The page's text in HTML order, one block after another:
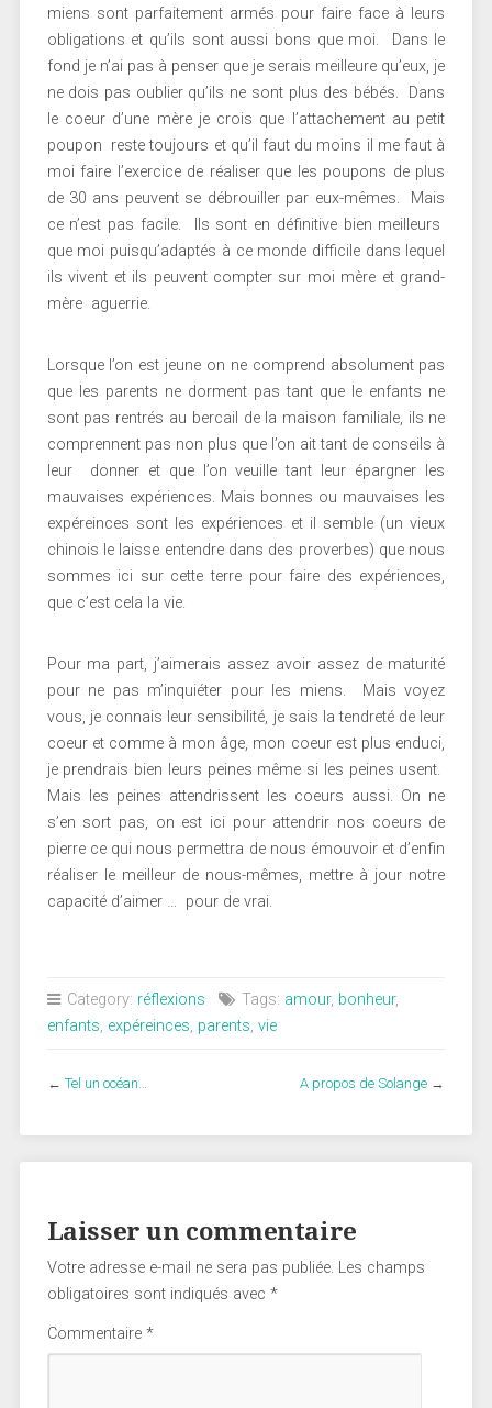
miens sont parfaitement armés pour faire face à leurs
obligations et qu’ils sont aussi bons que moi. Dans le
fond je n’ai pas à penser que je serais meilleure qu’eux, je
ne dois pas oublier qu’ils ne sont plus des bébés. Dans
le coeur d’une mère je crois que l’attachement au petit
poupon reste toujours et qu’il faut du moins il me faut à
moi faire l’exercice de réaliser que les poupons de plus
de 30 ans peuvent se débrouiller par eux-mêmes. Mais
ce n’est pas facile. Ils sont en définitive bien meilleurs
que moi puisqu’adaptés à ce monde difficile dans lequel
ils vivent et ils peuvent compter sur moi mère et grand-
mère aguerrie.
Lorsque l’on est jeune on ne comprend absolument pas
que les parents ne dorment pas tant que le enfants ne
sont pas rentrés au bercail de la maison familiale, ils ne
comprennent pas non plus que l’on ait tant de conseils à
leur donner et que l’on veuille tant leur épargner les
mauvaises expériences. Mais bonnes ou mauvaises les
expéreinces sont les expériences et il semble (un vieux
chinois le laisse entendre dans des proverbes) que nous
sommes ici sur cette terre pour faire des expériences,
que c’est cela la vie.
Pour ma part, j’aimerais assez avoir assez de maturité
pour ne pas m’inquiéter pour les miens. Mais voyez
vous, je connais leur sensibilité, je sais la tendreté de leur
coeur et comme à mon âge, mon coeur est plus enduci,
je prendrais bien leurs peines même si les peines usent.
Mais les peines attendrissent les coeurs aussi. On ne
s’en sort pas, on est ici pour attendrir nos coeurs de
pierre ce qui nous permettra de nous émouvoir et d’enfin
réaliser le meilleur de nous-mêmes, mettre à jour notre
capacité d’aimer … pour de vrai.
Category: réflexions Tags: amour, bonheur,
enfants, expéreinces, parents, vie
← Tel un océan… A propos de Solange →
Laisser un commentaire
Votre adresse e-mail ne sera pas publiée. Les champs
obligatoires sont indiqués avec *
Commentaire *